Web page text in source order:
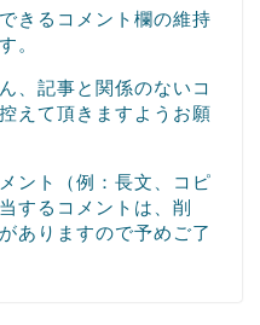
きるコメント欄の維持
。
、記事と関係のないコ
えて頂きますようお願
ント（例：長文、コピ
するコメントは、削
ありますので予めご了